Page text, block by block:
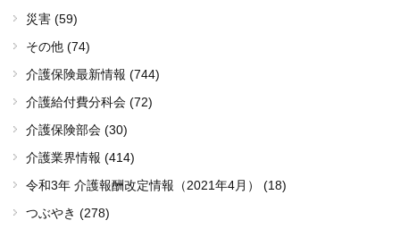
災害 (59)
その他 (74)
介護保険最新情報 (744)
介護給付費分科会 (72)
介護保険部会 (30)
介護業界情報 (414)
令和3年 介護報酬改定情報（2021年4月） (18)
つぶやき (278)